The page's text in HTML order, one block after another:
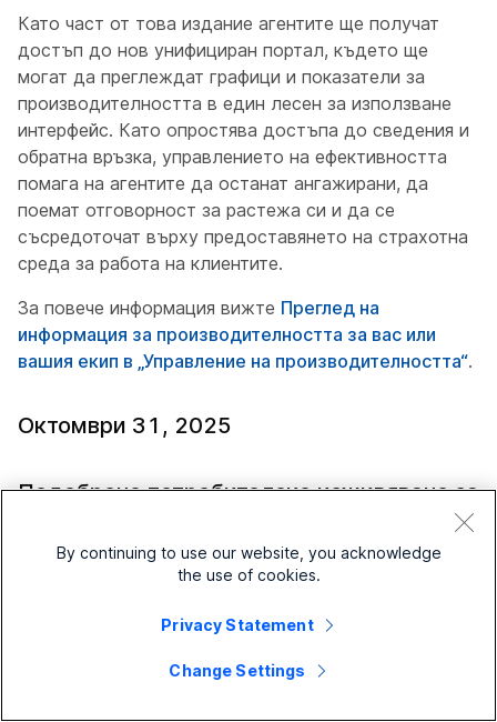
Като част от това издание агентите ще получат
достъп до нов унифициран портал, където ще
могат да преглеждат графици и показатели за
производителността в един лесен за използване
интерфейс. Като опростява достъпа до сведения и
обратна връзка, управлението на ефективността
помага на агентите да останат ангажирани, да
поемат отговорност за растежа си и да се
съсредоточат върху предоставянето на страхотна
среда за работа на клиентите.
За повече информация вижте Преглед на
информация за производителността за вас или
вашия екип в „Управление на производителността“.
Октомври 31, 2025
Подобрено потребителско изживяване за
падащо меню в агента за настолен
С вълнение ви представяме подобрения в модалите
за консултации и прехвърляне в Agent Desktop за
по-чист, по-последователен и ефективен работен
By continuing to use our website, you acknowledge
the use of cookies.
Privacy Statement
Change Settings